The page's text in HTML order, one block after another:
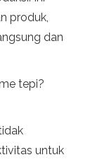
produk,
dan
tepi?
untuk